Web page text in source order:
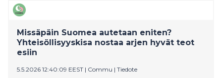
Missäpäin Suomea autetaan eniten?
Yhteisöllisyyskisa nostaa arjen hyvät teot
esiin
5.5.2026 12:40:09 EEST | Commu | Tiedote